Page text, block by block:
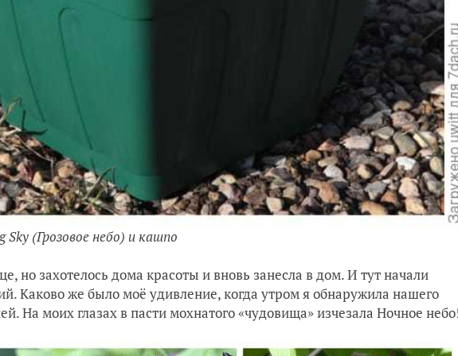
(Грозовое небо) и кашпо
но захотелось дома красоты и вновь занесла в дом. И тут начали
Каково же было моё удивление, когда утром я обнаружила нашего
На моих глазах в пасти мохнатого «чудовища» изчезала Ночное